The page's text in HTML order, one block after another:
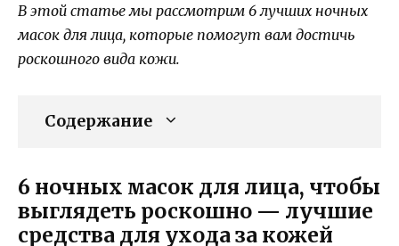
В этой статье мы рассмотрим 6 лучших ночных
масок для лица, которые помогут вам достичь
роскошного вида кожи.
Содержание
6 ночных масок для лица, чтобы
выглядеть роскошно — лучшие
средства для ухода за кожей